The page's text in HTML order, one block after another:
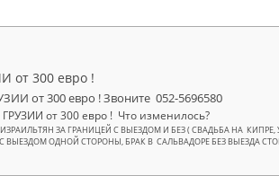
от 300 евро !
от 300 евро ! Звоните 052-5696580
от 300 евро ! Что изменилось?
ЗА ГРАНИЦЕЙ С ВЫЕЗДОМ И БЕЗ ( СВАДЬБА НА КИПРЕ,
С ВЫЕЗДОМ ОДНОЙ СТОРОНЫ, БРАК В САЛЬВАДОРЕ БЕЗ ВЫЕЗДА